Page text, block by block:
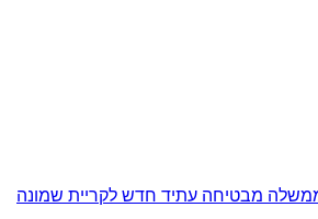
מבטיחה עתיד חדש לקריית שמונה